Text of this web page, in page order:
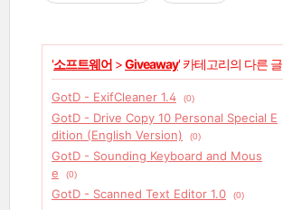
'소프트웨어 >Giveaway' 카테고리의 다른 글
GotD - ExifCleaner 1.4 (0)
GotD - Drive Copy 10 Personal Special E
dition (English Version)
(0)
GotD - Sounding Keyboard and Mous
e
(0)
GotD - Scanned Text Editor 1.0
(0)